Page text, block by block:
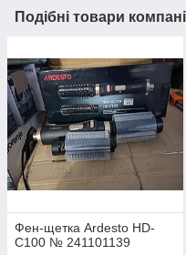
Подібні товари
Фен-щетка Ardesto HD-
C100 № 241101139